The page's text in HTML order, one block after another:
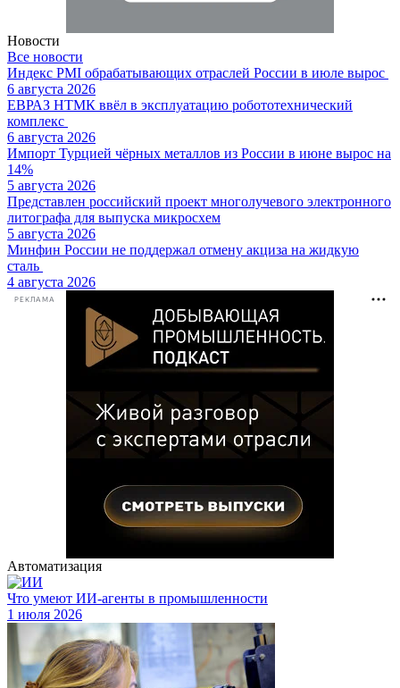
Новости
Все новости
Индекс PMI обрабатывающих отраслей России в июле вырос
6 августа 2026
ЕВРАЗ НТМК ввёл в эксплуатацию робототехнический
комплекс
6 августа 2026
Импорт Турцией чёрных металлов из России в июне вырос на
14%
5 августа 2026
Представлен российский проект многолучевого электронного
литографа для выпуска микросхем
5 августа 2026
Минфин России не поддержал отмену акциза на жидкую
сталь
4 августа 2026
РЕКЛАМА
Автоматизация
Что умеют ИИ-агенты в промышленности
1 июля 2026